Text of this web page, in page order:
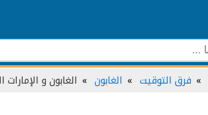
فرق التوقيت الغابون الغابون و